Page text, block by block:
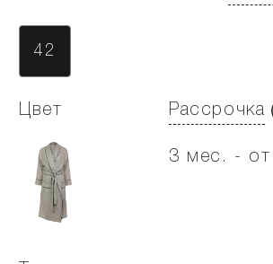
42
Цвет Рассрочка
3 мес. -